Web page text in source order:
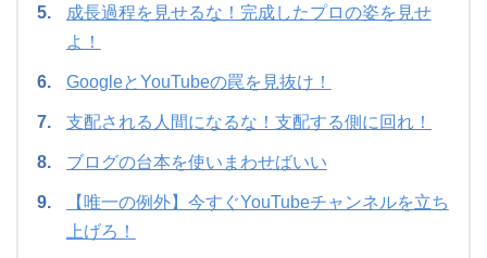
成長過程を見せるな！完成したプロの姿を見せ
よ！
GoogleとYouTubeの罠を見抜け！
支配される人間になるな！支配する側に回れ！
ブログの台本を使いまわせばいい
【唯一の例外】今すぐYouTubeチャンネルを立ち
上げろ！